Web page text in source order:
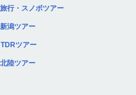
行・スノボツアー
潟ツアー
ツアー
陸ツアー